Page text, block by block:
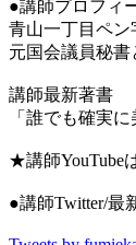
●講師プロフィ
青山一丁目ペン
元国会議員秘
講師最新著書
「誰でも確実
★講師YouTube
●講師Twitter/最